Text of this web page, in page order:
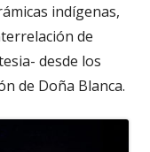
indígenas,
de
desde los
de Doña Blanca.